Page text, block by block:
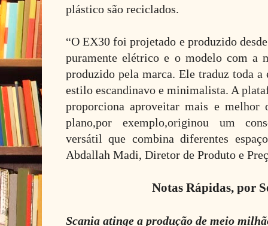
plástico são reciclados.
“O EX30 foi projetado e produzido
puramente elétrico e o modelo com a
produzido pela marca. Ele traduz toda a
estilo escandinavo e minimalista. A
proporciona aproveitar mais e melhor
plano,por exemplo,originou um
versátil que combina diferentes
Abdallah Madi, Diretor de Produto e
Notas Rápidas, por
Scania atinge a produção de meio